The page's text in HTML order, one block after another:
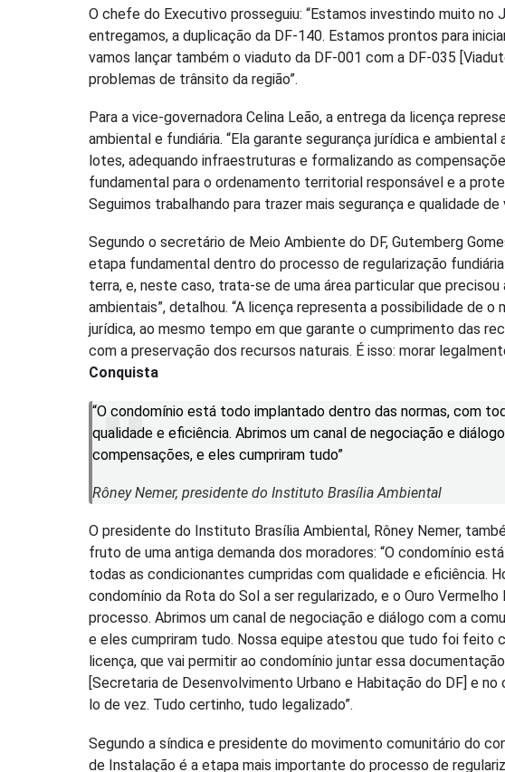
O chefe do Executivo prosseguiu: “Estamos investindo muito no
entregamos, a duplicação da DF-140. Estamos prontos para
vamos lançar também o viaduto da DF-001 com a DF-035
problemas de trânsito da região”.
Para a vice-governadora Celina Leão, a entrega da licença
ambiental e fundiária. “Ela garante segurança jurídica e
lotes, adequando infraestruturas e formalizando as
fundamental para o ordenamento territorial responsável e a
Seguimos trabalhando para trazer mais segurança e qualidade de
Segundo o secretário de Meio Ambiente do DF, Gutemberg
etapa fundamental dentro do processo de regularização
terra, e, neste caso, trata-se de uma área particular que
ambientais”, detalhou. “A licença representa a possibilidade de
jurídica, ao mesmo tempo em que garante o cumprimento das
com a preservação dos recursos naturais. É isso: morar
Conquista
“O condomínio está todo implantado dentro das normas, com
qualidade e eficiência. Abrimos um canal de negociação e
compensações, e eles cumpriram tudo”
Rôney Nemer, presidente do Instituto Brasília Ambiental
O presidente do Instituto Brasília Ambiental, Rôney Nemer,
fruto de uma antiga demanda dos moradores: “O condomínio
todas as condicionantes cumpridas com qualidade e eficiência.
condomínio da Rota do Sol a ser regularizado, e o Ouro
processo. Abrimos um canal de negociação e diálogo com a
e eles cumpriram tudo. Nossa equipe atestou que tudo foi feito
licença, que vai permitir ao condomínio juntar essa
[Secretaria de Desenvolvimento Urbano e Habitação do DF] e
lo de vez. Tudo certinho, tudo legalizado”.
Segundo a síndica e presidente do movimento comunitário do
de Instalação é a etapa mais importante do processo de